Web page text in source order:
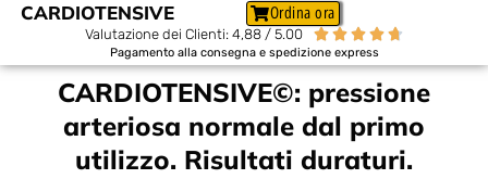
CARDIOTENSIVE Ordina ora
Valutazione dei Clienti: 4,88 / 5.00     
Pagamento alla consegna e spedizione express
CARDIOTENSIVE©: pressione
arteriosa normale dal primo
utilizzo. Risultati duraturi.